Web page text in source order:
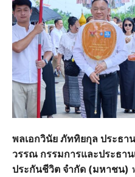
พลเอกวินัย ภัททิยกุล ประธา
วรรณ กรรมการและประธา
ประกันชีวิต จำกัด (มหาชน)